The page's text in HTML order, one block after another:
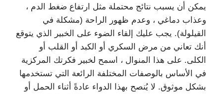
يمكن أن يسبب نتائج محتملة مثل ارتفاع ضغط الدم ،
وعذاب دماغي ، وعدم ظهور الراحة (مشكلة في
القيلولة). يجب عليك إلقاء الضوء على الخبير الذي يتوقع
أنك تعاني من مرض السكري أو الكبد أو القلب أو
الكلى. على هذا المنوال ، اسمح لخبير فكرتك المركزية
في الأساس بالوصفات المختلفة الرائعة التي تستخدمها
بشكل موثوق. لا يُنصح بهذا الدواء عادةً أثناء الحمل أو